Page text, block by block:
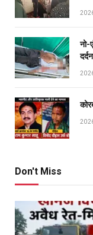
नो-
Don't Miss